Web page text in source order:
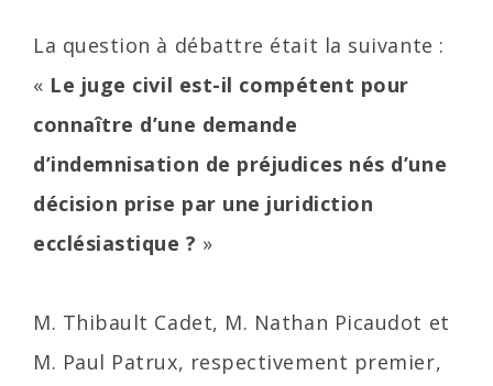
La question à débattre était la suivante :
« Le juge civil est-il compétent pour
connaître d’une demande
d’indemnisation de préjudices nés d’une
décision prise par une juridiction
ecclésiastique ? »
M. Thibault Cadet, M. Nathan Picaudot et
M. Paul Patrux, respectivement premier,